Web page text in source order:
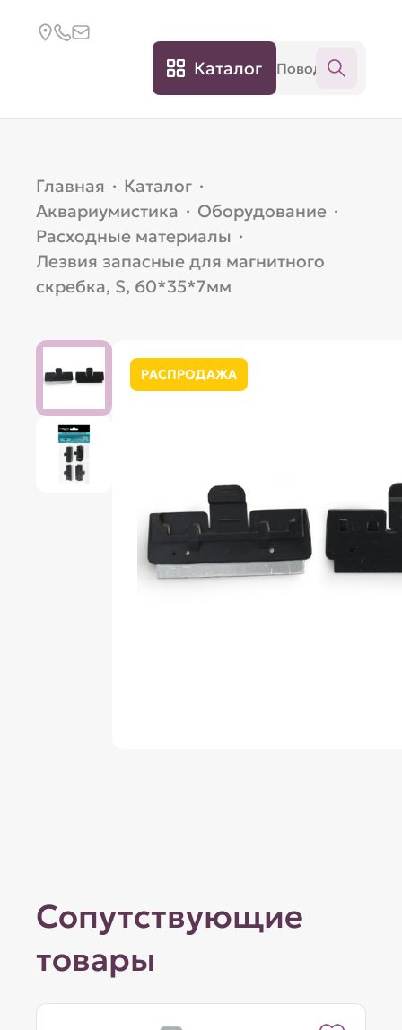
Каталог
Главная · Каталог ·
Аквариумистика · Оборудование ·
Расходные материалы ·
Лезвия запасные для магнитного
скребка, S, 60*35*7мм
РАСПРОДАЖА
Сопутствующие
товары